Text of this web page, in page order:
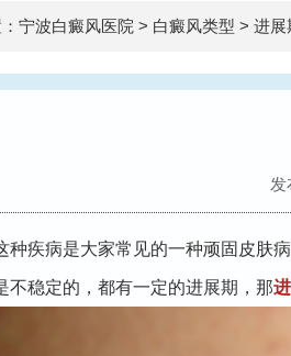
宁波白癜风医院 > 白癜风类型 > 进展
发
病是大家常见的一种顽固皮肤病
不稳定的，都有一定的进展期，那